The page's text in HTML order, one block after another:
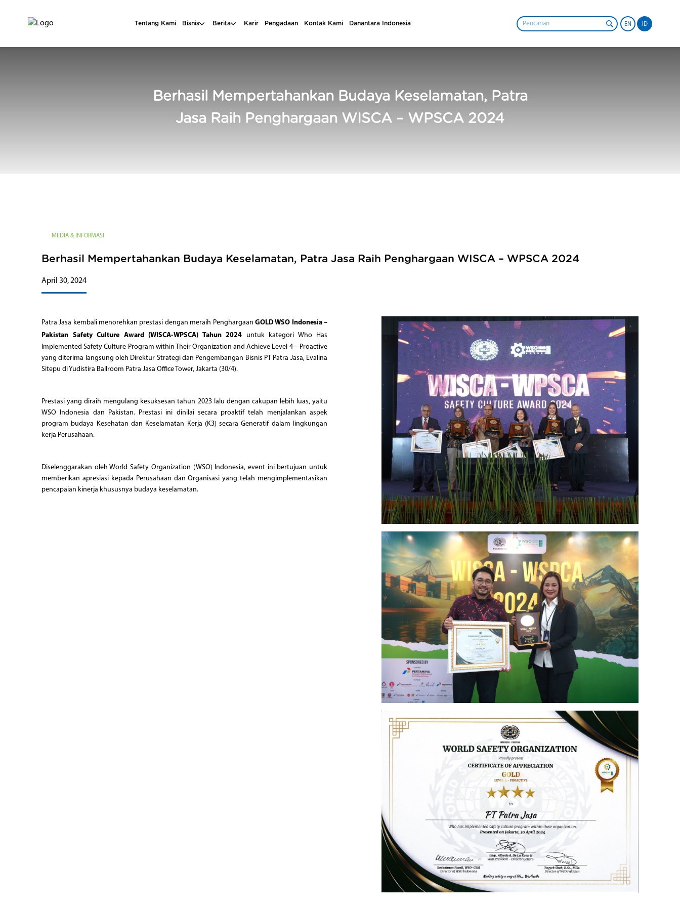
Tentang Kami Bisnis Berita Karir Pengadaan Kontak Kami Danantara Indonesia EN ID
Berhasil Mempertahankan Budaya Keselamatan, Patra
Jasa Raih Penghargaan WISCA – WPSCA 2024
MEDIA & INFORMASI
Berhasil Mempertahankan Budaya Keselamatan, Patra Jasa Raih Penghargaan WISCA – WPSCA 2024
April 30, 2024
Patra Jasa kembali menorehkan prestasi dengan meraih Penghargaan GOLD WSO Indonesia –
Pakistan Safety Culture Award (WISCA-WPSCA) Tahun 2024 untuk kategori Who Has
Implemented Safety Culture Program within Their Organization and Achieve Level 4 – Proactive
yang diterima langsung oleh Direktur Strategi dan Pengembangan Bisnis PT Patra Jasa, Evalina
Sitepu di Yudistira Ballroom Patra Jasa Office Tower, Jakarta (30/4).
Prestasi yang diraih mengulang kesuksesan tahun 2023 lalu dengan cakupan lebih luas, yaitu
WSO Indonesia dan Pakistan. Prestasi ini dinilai secara proaktif telah menjalankan aspek
program budaya Kesehatan dan Keselamatan Kerja (K3) secara Generatif dalam lingkungan
kerja Perusahaan.
Diselenggarakan oleh World Safety Organization (WSO) Indonesia, event ini bertujuan untuk
memberikan apresiasi kepada Perusahaan dan Organisasi yang telah mengimplementasikan
pencapaian kinerja khususnya budaya keselamatan.